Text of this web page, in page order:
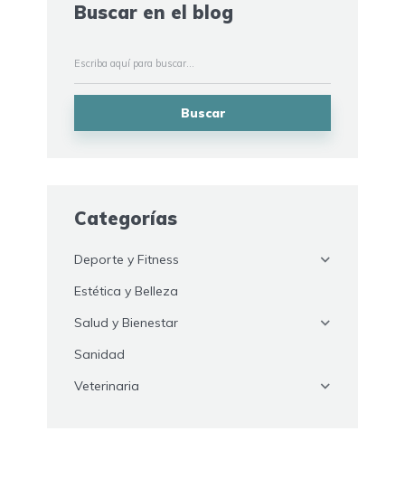
Buscar en el blog
Buscar
Categorías
Deporte y Fitness
Estética y Belleza
Salud y Bienestar
Sanidad
Veterinaria